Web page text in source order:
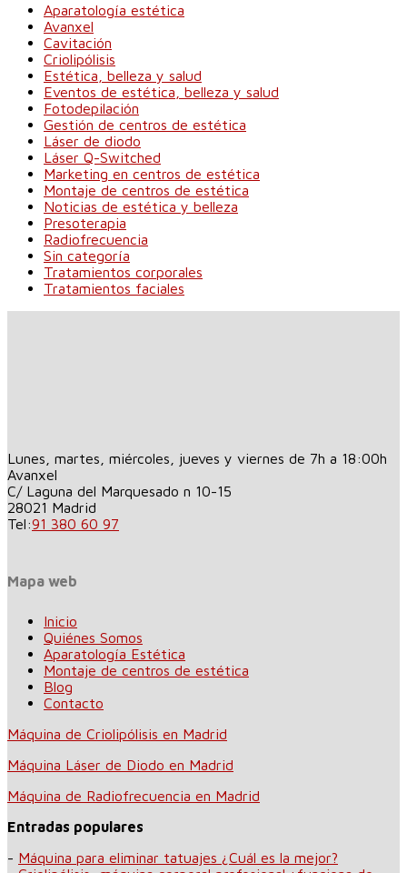
Aparatología estética
Avanxel
Cavitación
Criolipólisis
Estética, belleza y salud
Eventos de estética, belleza y salud
Fotodepilación
Gestión de centros de estética
Láser de diodo
Láser Q-Switched
Marketing en centros de estética
Montaje de centros de estética
Noticias de estética y belleza
Presoterapia
Radiofrecuencia
Sin categoría
Tratamientos corporales
Tratamientos faciales
Lunes, martes, miércoles, jueves y viernes de 7h a 18:00h
Avanxel
C/ Laguna del Marquesado n 10-15
28021 Madrid
Tel:91 380 60 97
Mapa web
Inicio
Quiénes Somos
Aparatología Estética
Montaje de centros de estética
Blog
Contacto
Máquina de Criolipólisis en Madrid
Máquina Láser de Diodo en Madrid
Máquina de Radiofrecuencia en Madrid
Entradas populares
- Máquina para eliminar tatuajes ¿Cuál es la mejor?